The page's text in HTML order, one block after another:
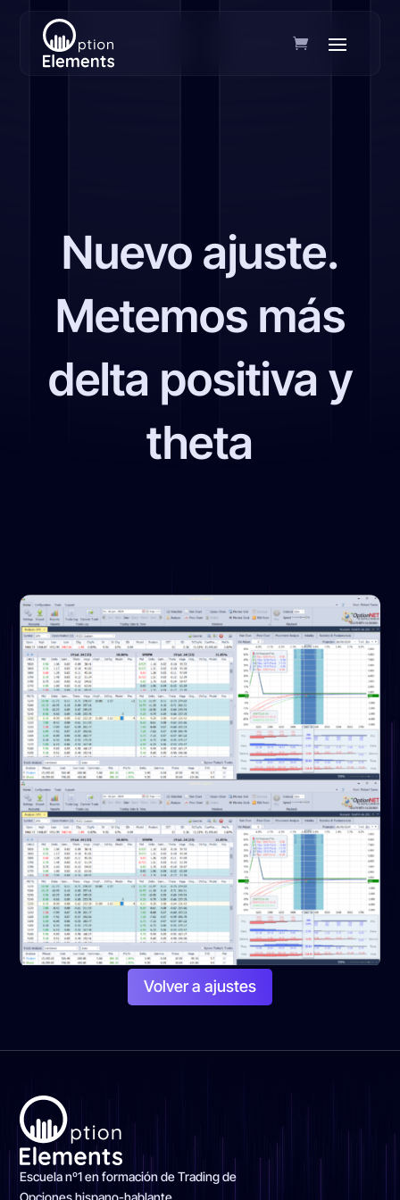
Nuevo ajuste.
Metemos más
delta positiva y
theta
Volver a ajustes
Escuela nº1 en formación de Trading de
Opciones hispano-hablante.